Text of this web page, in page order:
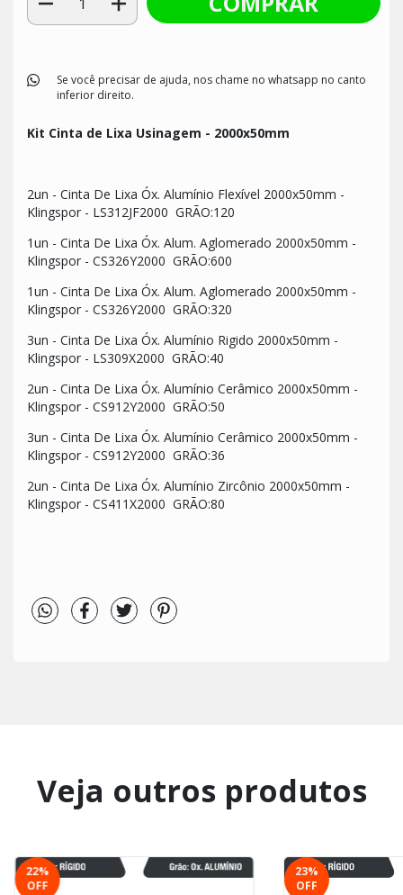
Se você precisar de ajuda, nos chame no whatsapp no canto
inferior direito.
Kit Cinta de Lixa Usinagem - 2000x50mm
2un - Cinta De Lixa Óx. Alumínio Flexível 2000x50mm -
Klingspor - LS312JF2000 GRÃO:120
1un - Cinta De Lixa Óx. Alum. Aglomerado 2000x50mm -
Klingspor - CS326Y2000 GRÃO:600
1un - Cinta De Lixa Óx. Alum. Aglomerado 2000x50mm -
Klingspor - CS326Y2000 GRÃO:320
3un - Cinta De Lixa Óx. Alumínio Rigido 2000x50mm -
Klingspor - LS309X2000 GRÃO:40
2un - Cinta De Lixa Óx. Alumínio Cerâmico 2000x50mm -
Klingspor - CS912Y2000 GRÃO:50
3un - Cinta De Lixa Óx. Alumínio Cerâmico 2000x50mm -
Klingspor - CS912Y2000 GRÃO:36
2un - Cinta De Lixa Óx. Alumínio Zircônio 2000x50mm -
Klingspor - CS411X2000 GRÃO:80
Veja outros produtos
22%
OFF
23%
OFF